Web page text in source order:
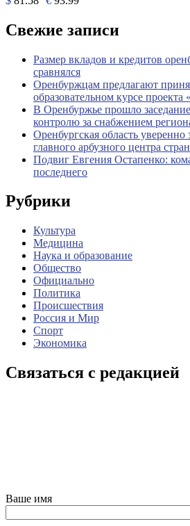
Свежие записи
Размер вкладов и кредитов
сравнялся
Оренбуржцам предлагают
образовательном курсе
В Оренбуржье прошло
контролю за снабжением
Оренбургская область уверенно
главного арбузного центра
Подвиг Евгения Остапенко:
последнего
Рубрики
Культура
Медицина
Наука и образование
Общество
Официально
Политика
Происшествия
Россия и Мир
Спорт
Экономика
Связаться с редакцией
Ваше имя